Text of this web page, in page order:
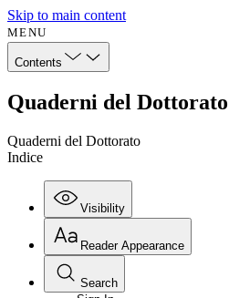
Skip to main content
MENU
Contents
Quaderni del
Quaderni del Dottorato
Indice
Visibility
Reader Appearance
Search